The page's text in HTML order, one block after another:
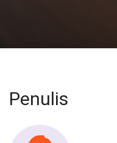
Penulis